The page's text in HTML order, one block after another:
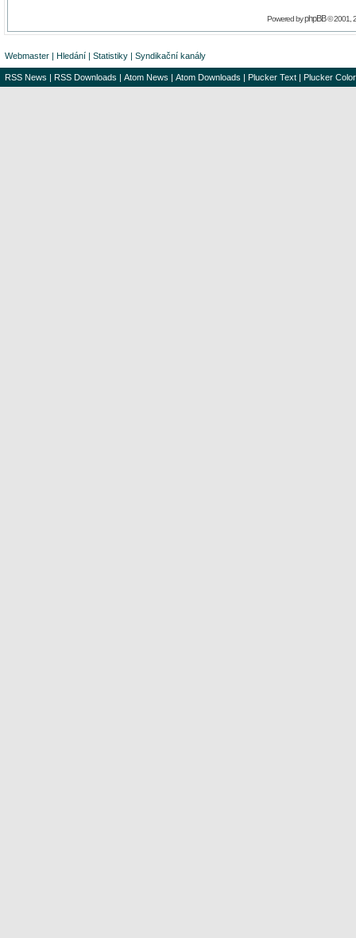
Powered byphpBB© 2001,
Webmaster | Hledání | Statistiky | Syndikační kanály
RSS News | RSS Downloads | Atom News | Atom Downloads | Plucker Text | Plucker Color